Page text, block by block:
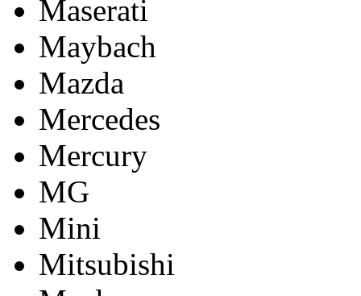
Maserati
Maybach
Mazda
Mercedes
Mercury
MG
Mini
Mitsubishi